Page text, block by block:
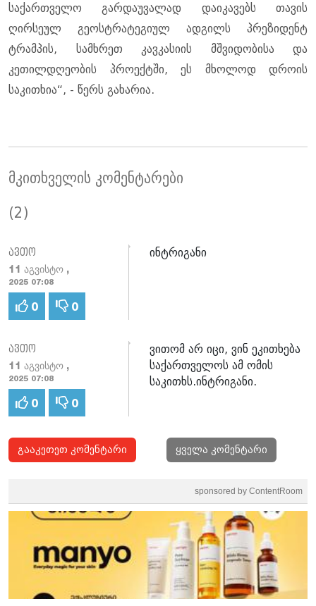
საქართველო გარდაუვალად დაიკავებს თავის
ღირსეულ გეოსტრატეგიულ ადგილს პრეზიდენტ
ტრამპის, სამხრეთ კავკასიის მშვიდობისა და
კეთილდღეობის პროექტში, ეს მხოლოდ დროის
საკითხია“, - წერს გახარია.
მკითხველის კომენტარები
(2)
ავთო
11 აგვისტო ,
2025 07:08
0 0
ინტრიგანი
ავთო
11 აგვისტო ,
2025 07:08
0 0
ვითომ არ იცი, ვინ ეკითხება
საქართველოს ამ ომის
საკითხს.ინტრიგანი.
გააკეთეთ კომენტარი ყველა კომენტარი
sponsored by ContentRoom